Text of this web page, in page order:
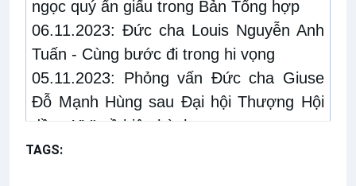
ngọc quý ẩn giấu trong Bản Tổng hợp
06.11.2023:Đức cha Louis Nguyễn Anh
Tuấn - Cùng bước đi trong hi vọng
05.11.2023: Phỏng vấn Đức cha Giuse
Đỗ Mạnh Hùng sau Đại hội Thượng Hội
đồng XVI về hiệp hành
03.11.2023:
TAGS: